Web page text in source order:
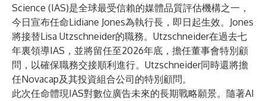
Science (IAS)是全球最受信賴的媒體品質評估機構之一，
今日宣布任命Lidiane Jones為執行長，即日起生效。Jones
將接替Lisa Utzschneider的職務。Utzschneider在過去七
年裏領導IAS，並將留任至2026年底，擔任董事會特別顧
問，以確保職務交接順利進行。Utzschneider同時還將擔
任Novacap及其投資組合公司的特別顧問。
此次任命體現IAS對數位廣告未來的長期戰略願景。隨著AI